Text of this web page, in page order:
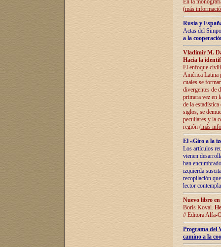
En la
(más
Rusia y
Actas del
a la
Vladímir M.
Hacia la
El enfoque
América Latina
cuales se
divergentes de
primera vez en
de la
siglos, se
peculiares y la
región (más
El «Giro a la
Los artículos
vienen
han
izquierda
recopilación
lector
Nuevo libro
Boris Koval.
// Editora Alfa-
Programa del
camino a la